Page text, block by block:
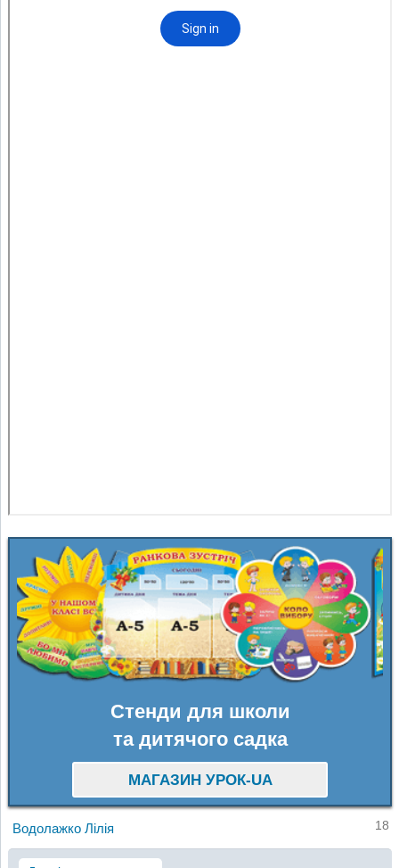
Стенди для школи
та дитячого садка
МАГАЗИН УРОК-UA
Водолажко Лілія 18